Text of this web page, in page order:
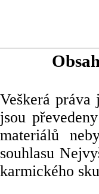
Veškerá
jsou
materiálů
souhlasu
karmického